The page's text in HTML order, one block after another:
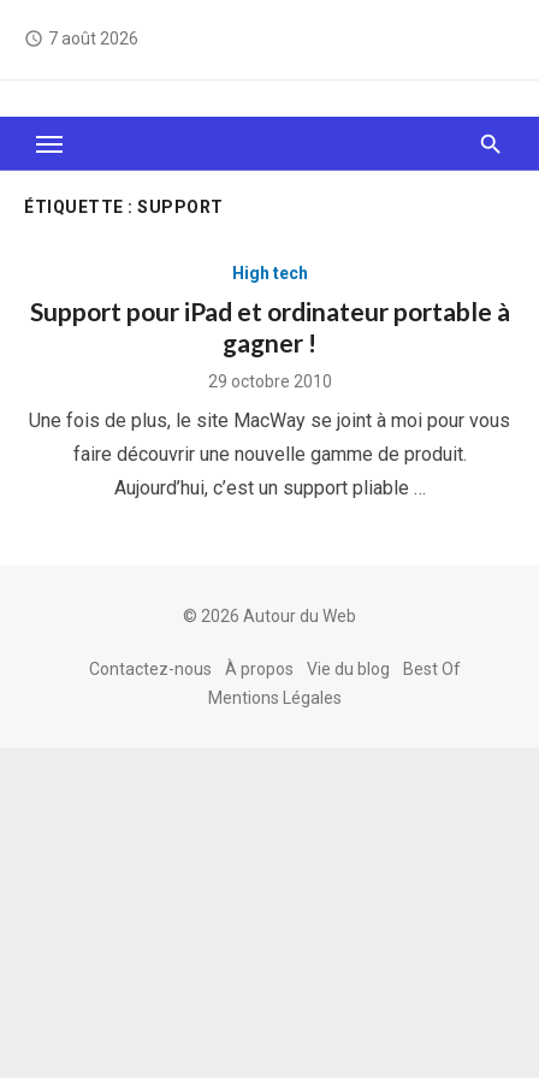
access_time 7 août 2026
Le Web, c'est comme une boîte de chocolats… On
sait jamais sur quoi on va tomber !
ÉTIQUETTE : SUPPORT
High tech
Support pour iPad et ordinateur portable à
gagner !
Posted
29 octobre 2010
Une fois de plus, le site MacWay se joint à moi pour vous
faire découvrir une nouvelle gamme de produit.
Aujourd’hui, c’est un support pliable …
© 2026 Autour du Web
Contactez-nous À propos Vie du blog
Best Of
Mentions Légales